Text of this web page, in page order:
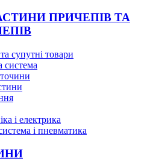
ПРИЧЕПІВ ТА
супутні товари
система
і електрика
і пневматика